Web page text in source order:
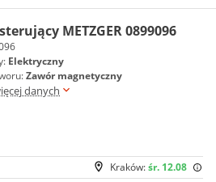
METZGER 0899096
Elektryczny
Zawór magnetyczny
danych
Kraków:śr. 12.08